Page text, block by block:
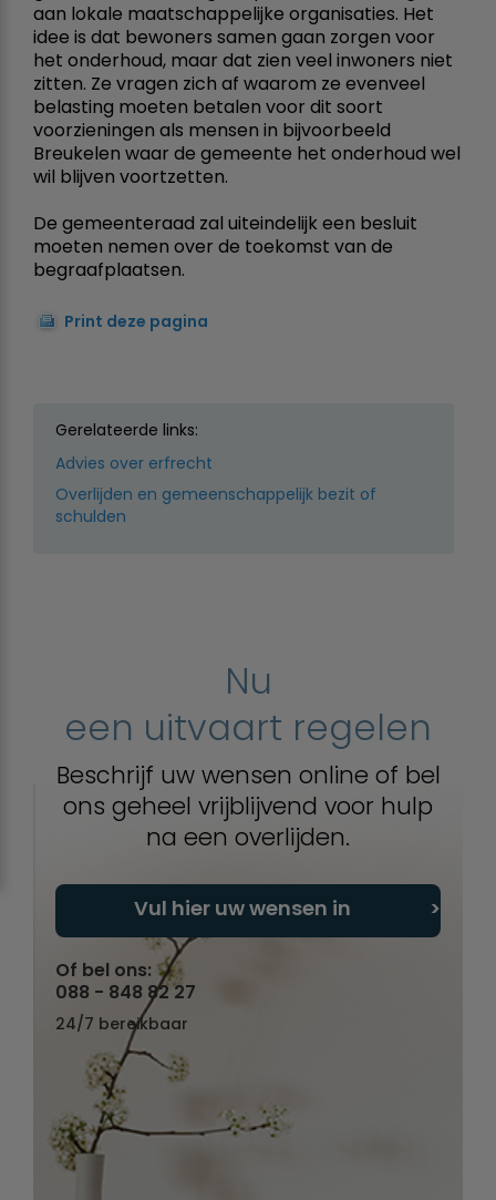
aan lokale maatschappelijke organisaties. Het
idee is dat bewoners samen gaan zorgen voor
het onderhoud, maar dat zien veel inwoners niet
zitten. Ze vragen zich af waarom ze evenveel
belasting moeten betalen voor dit soort
voorzieningen als mensen in bijvoorbeeld
Breukelen waar de gemeente het onderhoud wel
wil blijven voortzetten.
De gemeenteraad zal uiteindelijk een besluit
moeten nemen over de toekomst van de
begraafplaatsen.
Print deze pagina
Gerelateerde links:
Advies over erfrecht
Overlijden en gemeenschappelijk bezit of
schulden
Nu
een uitvaart regelen
Beschrijf uw wensen online of bel
ons geheel vrijblijvend voor hulp
na een overlijden.
Vul hier uw wensen in
Of bel ons:
088 - 848 82 27
24/7 bereikbaar